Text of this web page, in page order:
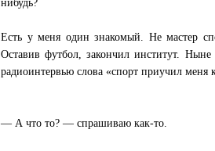
нибудь?
Есть у меня один знакомый. Не мастер
Оставив футбол, закончил институт.
радиоинтервью слова «спорт приучил меня
— А что то? — спрашиваю как-то.